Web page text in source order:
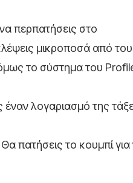
περπατήσεις στο
μικροποσά από
το σύστημα του
έναν λογαριασμό της
πατήσεις το κουμπί για